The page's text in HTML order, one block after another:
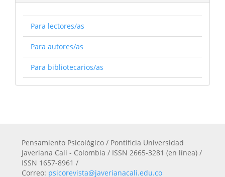
Para lectores/as
Para autores/as
Para bibliotecarios/as
Pensamiento Psicológico / Pontificia Universidad
Javeriana Cali - Colombia / ISSN 2665-3281 (en línea) /
ISSN 1657-8961 /
Correo: psicorevista@javerianacali.edu.co